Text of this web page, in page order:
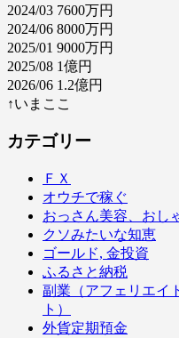
2024/03 7600万円
2024/06 8000万円
2025/01 9000万円
2025/08 1億円
2026/06 1.2億円
↑いまここ
カテゴリー
ＦＸ
オウチで稼ぐ
おっさん美容、おし
クソみたいな知恵
ゴールド, 金投資
ふるさと納税
副業（アフェリエイ
ト）
外貨定期預金